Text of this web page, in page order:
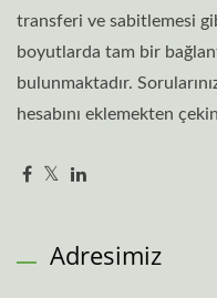
transferi ve sabitlemesi
boyutlarda tam bir
bulunmaktadır.
hesabını eklemekten
Adresimiz